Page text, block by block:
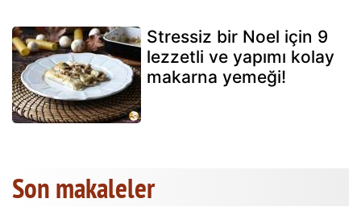
Stressiz bir Noel için 9
lezzetli ve yapımı kolay
makarna yemeği!
Son makaleler